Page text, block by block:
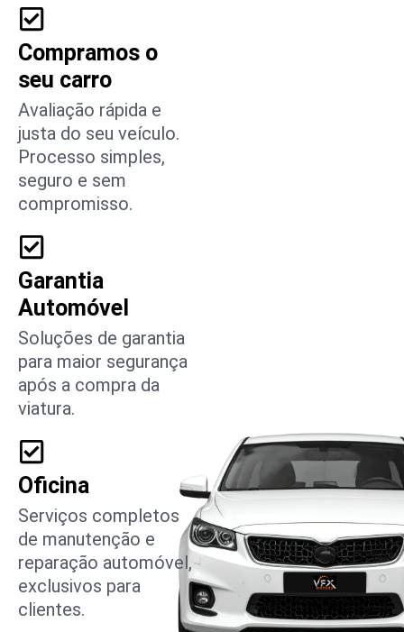
Compramos o
seu carro
Avaliação rápida e
justa do seu veículo.
Processo simples,
seguro e sem
compromisso.
Garantia
Automóvel
Soluções de garantia
para maior segurança
após a compra da
viatura.
Oficina
Serviços completos
de manutenção e
reparação automóvel,
exclusivos para
clientes.